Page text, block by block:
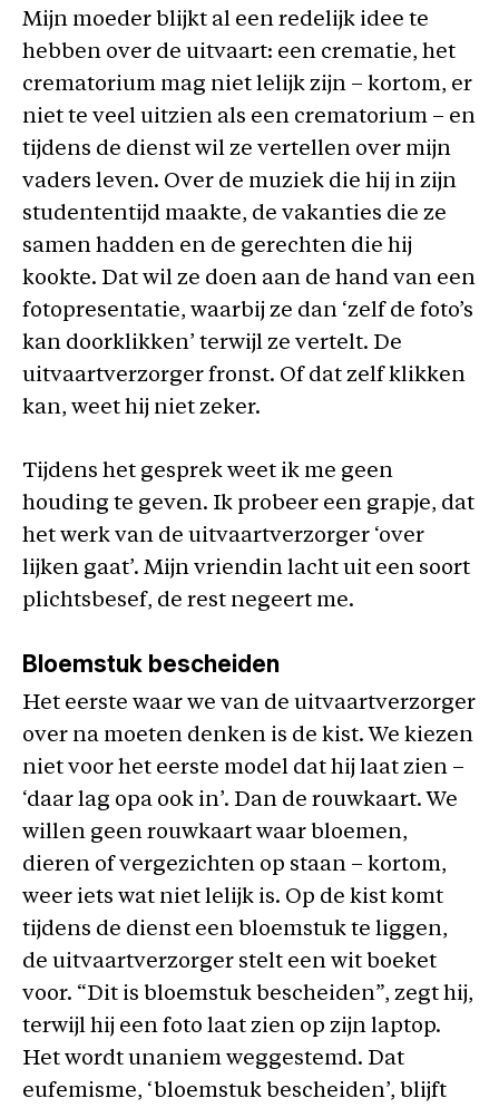
Mijn moeder blijkt al een redelijk idee te
hebben over de uitvaart: een crematie, het
crematorium mag niet lelijk zijn – kortom, er
niet te veel uitzien als een crematorium – en
tijdens de dienst wil ze vertellen over mijn
vaders leven. Over de muziek die hij in zijn
studententijd maakte, de vakanties die ze
samen hadden en de gerechten die hij
kookte. Dat wil ze doen aan de hand van een
fotopresentatie, waarbij ze dan ‘zelf de foto’s
kan doorklikken’ terwijl ze vertelt. De
uitvaartverzorger fronst. Of dat zelf klikken
kan, weet hij niet zeker.
Tijdens het gesprek weet ik me geen
houding te geven. Ik probeer een grapje, dat
het werk van de uitvaartverzorger ‘over
lijken gaat’. Mijn vriendin lacht uit een soort
plichtsbesef, de rest negeert me.
Bloemstuk bescheiden
Het eerste waar we van de uitvaartverzorger
over na moeten denken is de kist. We kiezen
niet voor het eerste model dat hij laat zien –
‘daar lag opa ook in’. Dan de rouwkaart. We
willen geen rouwkaart waar bloemen,
dieren of vergezichten op staan – kortom,
weer iets wat niet lelijk is. Op de kist komt
tijdens de dienst een bloemstuk te liggen,
de uitvaartverzorger stelt een wit boeket
voor. “Dit is bloemstuk bescheiden”, zegt hij,
terwijl hij een foto laat zien op zijn laptop.
Het wordt unaniem weggestemd. Dat
eufemisme, ‘bloemstuk bescheiden’, blijft